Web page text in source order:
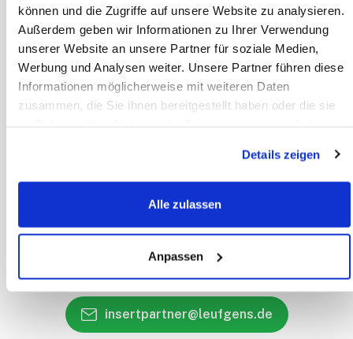
können und die Zugriffe auf unsere Website zu analysieren.
Außerdem geben wir Informationen zu Ihrer Verwendung
unserer Website an unsere Partner für soziale Medien,
Werbung und Analysen weiter. Unsere Partner führen diese
Informationen möglicherweise mit weiteren Daten
zusammen, die Sie ihnen bereitgestellt haben oder die sie
Details zeigen
Alle zulassen
Anpassen
INFORMATION
Zahlungsarten
Allgemeine Geschäftsbedingungen
Datenschutz
Disclaimer
Rückruf Service
Haben Sie eine Frage?
insertpartner@leufgens.de